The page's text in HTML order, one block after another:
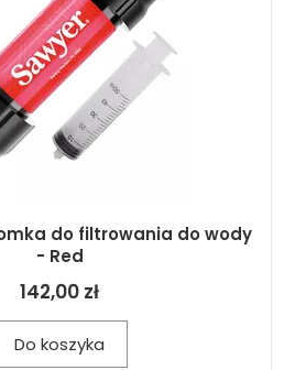
do filtrowania do wody
- Red
142,00 zł
Do koszyka